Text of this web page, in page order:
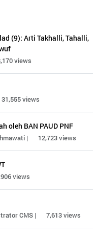
(9): Arti Takhalli, Tahalli,
views
31,555 views
oleh BAN PAUD PNF
| 12,723 views
views
CMS | 7,613 views